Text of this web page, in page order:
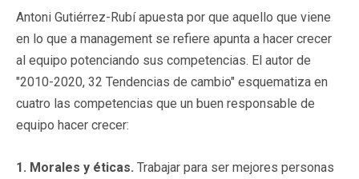
Antoni Gutiérrez-Rubí apuesta por que aquello que viene
en lo que a management se refiere apunta a hacer crecer
al equipo potenciando sus competencias. El autor de
"2010-2020, 32 Tendencias de cambio" esquematiza en
cuatro las competencias que un buen responsable de
equipo hacer crecer:
1. Morales y éticas. Trabajar para ser mejores personas